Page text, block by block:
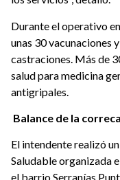
Durante el operativo
unas 30 vacunaciones
castraciones. Más de
salud para medicina
antigripales.
Balance de la
El intendente realizó
Saludable organizada
el barrio Serranías